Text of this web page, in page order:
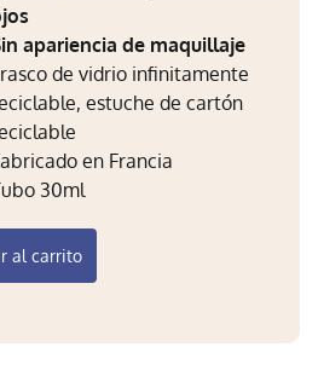
apariencia de maquillaje
de vidrio infinitamente
estuche de cartón
en Francia
30ml
al carrito